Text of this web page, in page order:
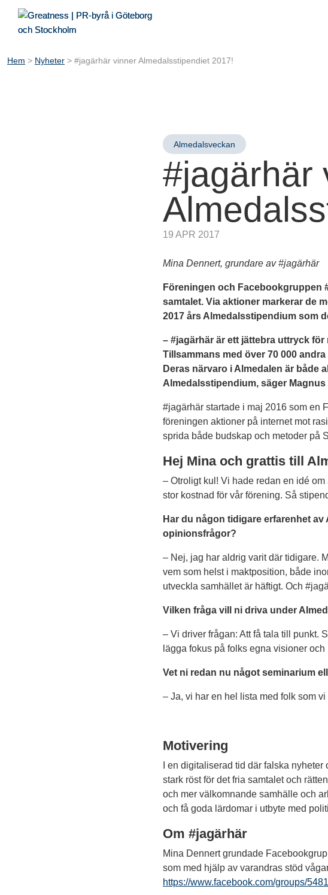
Hem > Nyheter > #jagärhär vinner Almedalsstipendiet 2017!
Almedalsveckan
#jagärhär
19 APR 2017
Mina Dennert, grundare av #jagärhär
Föreningen och Facebookgruppen
samtalet. Via aktioner markerar de
2017 års Almedalsstipendium som
– #jagärhär är ett jättebra uttryck
Tillsammans med över 70 000
Deras närvaro i Almedalen är både
Almedalsstipendium, säger
#jagärhär startade i maj 2016 som en
föreningen aktioner på internet mot
sprida både budskap och metoder på
Hej Mina och grattis till
– Otroligt kul! Vi hade redan en idé
stor kostnad för vår förening. Så
Har du någon tidigare erfarenhet
opinionsfrågor?
– Nej, jag har aldrig varit där tidigare.
vem som helst i maktposition, både
utveckla samhället är häftigt. Och
Vilken fråga vill ni driva under
– Vi driver frågan: Att få tala till punkt.
lägga fokus på folks egna visioner och
Vet ni redan nu något seminarium
– Ja, vi har en hel lista med folk som
Motivering
I en digitaliserad tid där falska
stark röst för det fria samtalet och
och mer välkomnande samhälle och
och få goda lärdomar i utbyte med
Om #jagärhär
Mina Dennert grundade
som med hjälp av varandras stöd
https://www.facebook.com/groups/